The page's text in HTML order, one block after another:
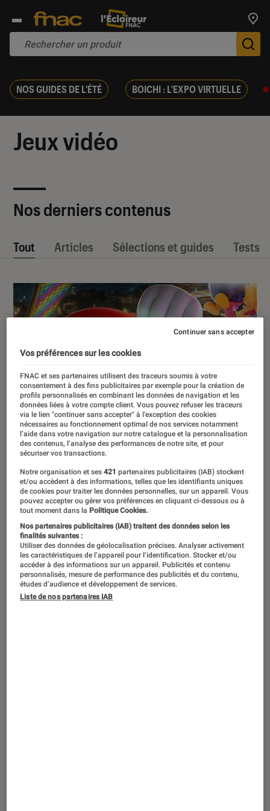
NOS GUIDES DE L'ÉTÉ BOICHI : L'EXPO VIRTUELLE
Jeux vidéo
Nos derniers contenus
Tout Articles Sélections et guides Tests
Mario Kart 8 Deluxe : toutes les infos sur
l’indispensable jeu de course de
ACTU
Jeux vidéo • 14 sep. 2023
Vos préférences sur les cookies
FNAC et ses partenaires utilisent des traceurs soumis à votre
consentement à des fins publicitaires par exemple pour la création de
profils personnalisés en combinant les données de navigation et les
données liées à votre compte client. Vous pouvez refuser les traceurs
via le lien "continuer sans accepter" à l’exception des cookies
nécessaires au fonctionnement optimal de nos services notamment
l’aide dans votre navigation sur notre catalogue et la personnalisation
des contenus, l’analyse des performances de notre site, et pour
sécuriser vos transactions.
Notre organisation et ses421 partenaires publicitaires (IAB) stockent
et/ou accèdent à des informations, telles que les identifiants uniques
de cookies pour traiter les données personnelles, sur un appareil. Vous
pouvez accepter ou gérer vos préférences en cliquant ci-dessous ou à
tout moment dans la Politique Cookies.
Nos partenaires publicitaires (IAB) traitent des données selon les
finalités suivantes :
Utiliser des données de géolocalisation précises. Analyser activement
les caractéristiques de l’appareil pour l’identification. Stocker et/ou
accéder à des informations sur un appareil. Publicités et contenu
personnalisés, mesure de performance des publicités et du contenu,
études d’audience et développement de services.
Liste de nos partenaires IAB
Continuer sans accepter